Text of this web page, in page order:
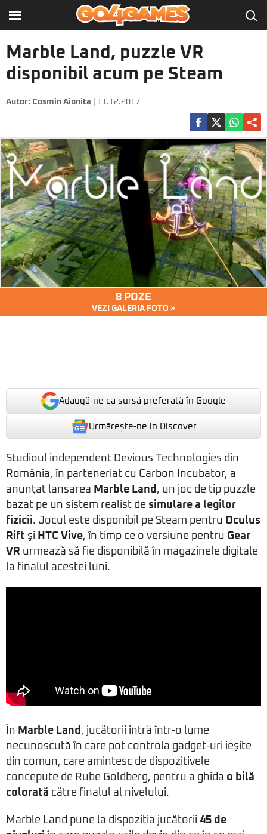
Marble Land, puzzle VR
disponibil acum pe Steam
Autor: Cosmin Aionita | 11.12.2017
8 POZE
VEZI GALERIA FOTO »
Adaugă-ne ca sursă preferată în Google
Urmărește-ne in Discover
Studioul independent Devious Technologies din
România, în parteneriat cu Carbon Incubator, a
anunţat lansarea Marble Land , un joc de tip puzzle
bazat pe un sistem realist de simulare a legilor
fizicii. Jocul este disponibil pe Steam pentru Oculus
Rift şi HTC Vive, în timp ce o versiune pentru Gear
VR urmează să fie disponibilă în magazinele digitale
la finalul acestei luni.
În Marble Land , jucătorii intră într-o lume
necunoscută în care pot controla gadget-uri ieşite
din comun, care amintesc de dispozitivele
concepute de Rube Goldberg, pentru a ghida o bilă
colorată către finalul al nivelului.
Marble Land pune la dispozitia jucătorii 45 de